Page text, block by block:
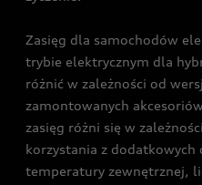
Zasięg dla samochodów
trybie elektrycznym dla
różnić w zależności od
zamontowanych
zasięg różni się w
korzystania z
temperatury zewnętrznej,